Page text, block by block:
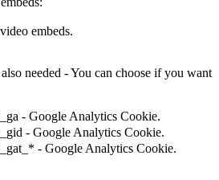
embeds.
needed - You can choose if you want
- Google Analytics Cookie.
- Google Analytics Cookie.
- Google Analytics Cookie.